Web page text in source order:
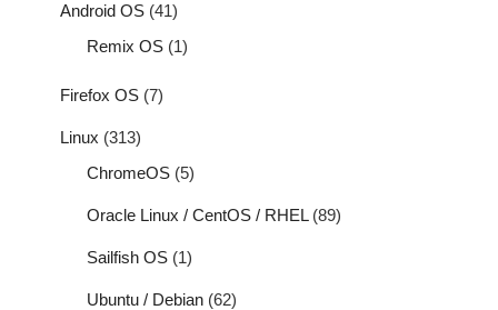
Android OS (41)
Remix OS (1)
Firefox OS (7)
Linux (313)
ChromeOS (5)
Oracle Linux / CentOS / RHEL(89)
Sailfish OS (1)
Ubuntu / Debian (62)